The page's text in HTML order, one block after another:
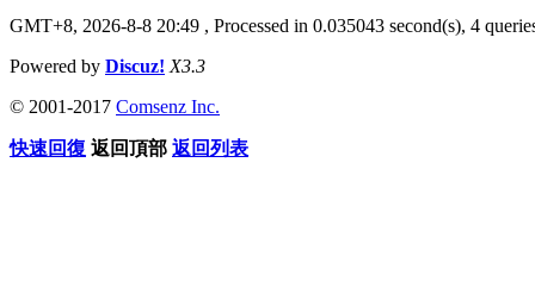
GMT+8, 2026-8-8 20:49 , Processed in 0.035043 second(s), 4
Powered by Discuz! X3.3
© 2001-2017 Comsenz Inc.
快速回復 返回頂部 返回列表